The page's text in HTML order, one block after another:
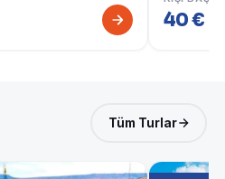
40 €
Tüm Turlar